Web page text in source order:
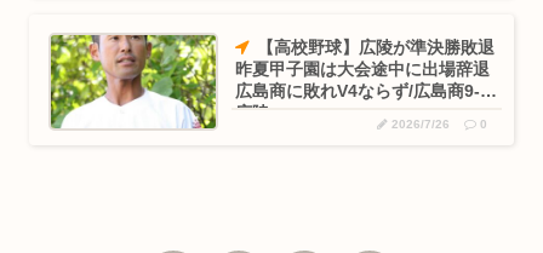
【高校野球】広陵が準決勝敗退
昨夏甲子園は大会途中に出場辞退
広島商に敗れV4ならず/広島商9-4
広陵
2026/7/26 0